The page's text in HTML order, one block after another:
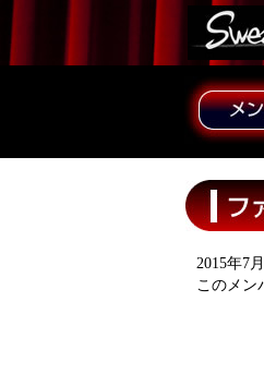
2015年7
このメン